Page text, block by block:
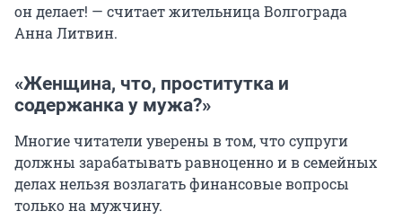
он делает! — считает жительница Волгограда
Анна Литвин.
«Женщина, что, проститутка и
содержанка у мужа?»
Многие читатели уверены в том, что супруги
должны зарабатывать равноценно и в семейных
делах нельзя возлагать финансовые вопросы
только на мужчину.